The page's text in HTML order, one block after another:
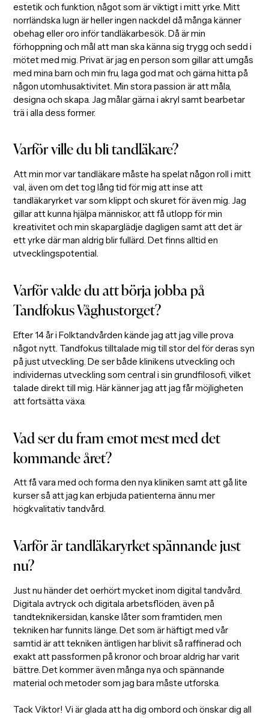
estetik och funktion, något som är viktigt i mitt yrke. Mitt
norrländska lugn är heller ingen nackdel då många känner
obehag eller oro inför tandläkarbesök. Då är min
förhoppning och mål att man ska känna sig trygg och sedd i
mötet med mig. Privat är jag en person som gillar att umgås
med mina barn och min fru, laga god mat och gärna hitta på
någon utomhusaktivitet. Min stora passion är att måla,
designa och skapa. Jag målar gärna i akryl samt bearbetar
trä i alla dess former.
Varför ville du bli tandläkare?
Att min mor var tandläkare måste ha spelat någon roll i mitt
val, även om det tog lång tid för mig att inse att
tandläkaryrket var som klippt och skuret för även mig. Jag
gillar att kunna hjälpa människor, att få utlopp för min
kreativitet och min skaparglädje dagligen samt att det är
ett yrke där man aldrig blir fullärd. Det finns alltid en
utvecklingspotential.
Varför valde du att börja jobba på
Tandfokus Våghustorget?
Efter 14 år i Folktandvården kände jag att jag ville prova
något nytt. Tandfokus tilltalade mig till stor del för deras syn
på just utveckling. De ser både klinikens utveckling och
individernas utveckling som central i sin grundfilosofi, vilket
talade direkt till mig. Här känner jag att jag får möjligheten
att fortsätta växa.
Vad ser du fram emot mest med det
kommande året?
Att få vara med och forma den nya kliniken samt att gå lite
kurser så att jag kan erbjuda patienterna ännu mer
högkvalitativ tandvård.
Varför är tandläkaryrket spännande just
nu?
Just nu händer det oerhört mycket inom digital tandvård.
Digitala avtryck och digitala arbetsflöden, även på
tandteknikersidan, kanske låter som framtiden, men
tekniken har funnits länge. Det som är häftigt med vår
samtid är att tekniken äntligen har blivit så raffinerad och
exakt att passformen på kronor och broar aldrig har varit
bättre. Det kommer även många nya och spännande
material och metoder som jag bara måste utforska.
Tack Viktor! Vi är glada att ha dig ombord och önskar dig all